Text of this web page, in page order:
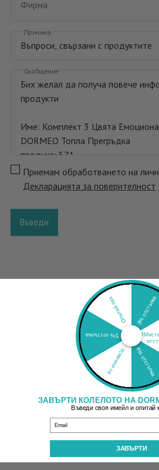
Фирма
Причина
Съобщение
Приемам обработването на
Декларацията за поверителност
Въведи
3% отстъпка
4% отстъпка
Усмихни се
5% отстъпка
Опитай пак
ЗАВЪРТИ КОЛЕЛОТО НА
Въведи своя имейл и опитай
ЗАВЪРТИ